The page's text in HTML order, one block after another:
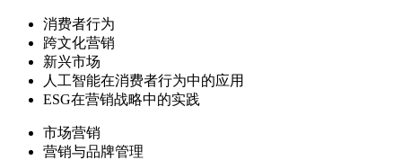
消费者行为
跨文化营销
新兴市场
人工智能在消费者行为中的应用
ESG在营销战略中的实践
市场营销
营销与品牌管理